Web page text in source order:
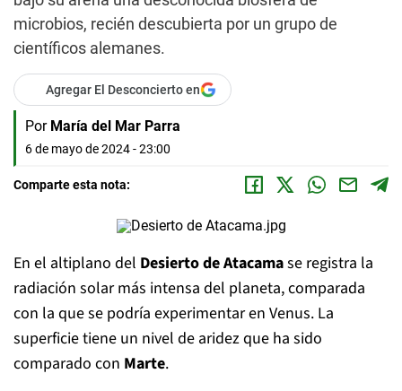
microbios, recién descubierta por un grupo de
científicos alemanes.
Agregar El Desconcierto en
Por María del Mar Parra
6 de mayo de 2024 - 23:00
Comparte esta nota:
En el altiplano del Desierto de Atacamase registra la
radiación solar más intensa del planeta, comparada
con la que se podría experimentar en Venus. La
superficie tiene un nivel de aridez que ha sido
comparado con Marte.